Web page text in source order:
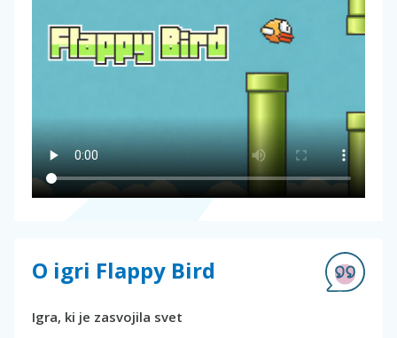
O igri Flappy Bird
Igra, ki je zasvojila svet